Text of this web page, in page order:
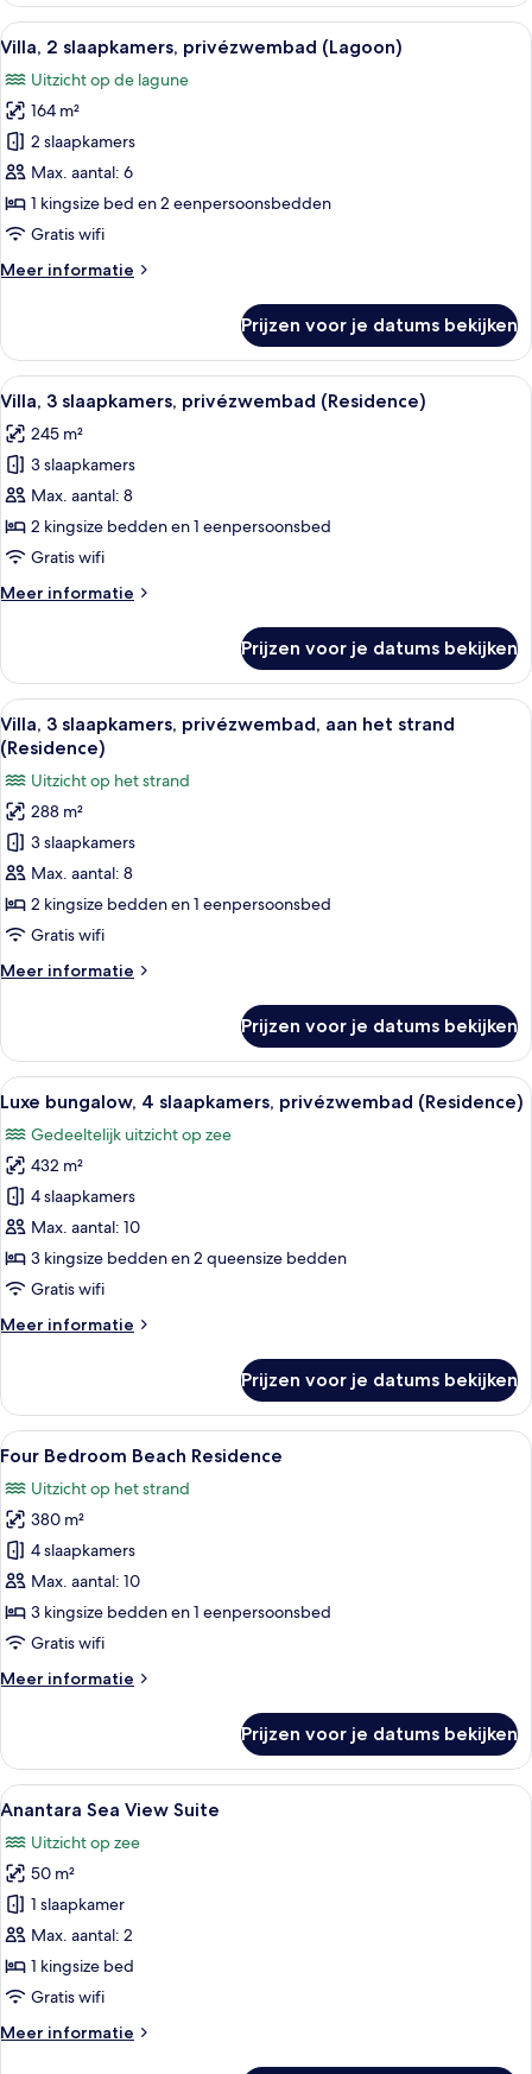
slaapkamer,
privézwembad
(Lagoon)
Alle
foto's
voor
Villa,
2
slaapkamers,
privézwembad
(Lagoon)
Een ruime slaapkamer met een
6
Villa, 2 slaapkamers, privézwembad (Lagoon)
Uitzicht op de lagune
164 m²
2 slaapkamers
Max. aantal: 6
1 kingsize bed en 2 eenpersoonsbedden
Gratis wifi
Meer informatie
Meer
2
slaapkamers,
privézwembad
Prijzen voor je datums bekijken
Alle
foto's
voor
Villa,
3
slaapkamers,
privézwembad
laden
Een ruime woonkamer met een
6
Villa, 3 slaapkamers, privézwembad (Residence)
245 m²
3 slaapkamers
Max. aantal: 8
2 kingsize bedden en 1 eenpersoonsbed
Gratis wifi
Meer informatie
Meer
3
slaapkamers,
privézwembad
(Residence)
Prijzen voor je datums bekijken
Alle
foto's
voor
Villa,
3
slaapkamers,
privézwembad,
aan
het
(Residence)
Een moderne slaapkamer met een
6
Villa, 3 slaapkamers, privézwembad, aan het strand
(Residence)
Uitzicht op het strand
288 m²
3 slaapkamers
Max. aantal: 8
2 kingsize bedden en 1 eenpersoonsbed
Gratis wifi
Meer informatie
Meer
3
slaapkamers,
privézwembad,
het
strand
(Residence)
Prijzen voor je datums bekijken
Alle
foto's
voor
Luxe
bungalow,
4
slaapkamers,
privézwembad
laden
Een moderne hotelkamer met een
7
Luxe bungalow, 4 slaapkamers, privézwembad (Residence)
Gedeeltelijk uitzicht op zee
432 m²
4 slaapkamers
Max. aantal: 10
3 kingsize bedden en 2 queensize bedden
Gratis wifi
Meer informatie
Meer
bungalow,
4
slaapkamers,
(Residence)
Prijzen voor je datums bekijken
Alle
foto's
voor
Four
Bedroom
Beach
Residence
laden
Een moderne woonkamer met een
9
Four Bedroom Beach Residence
Uitzicht op het strand
380 m²
4 slaapkamers
Max. aantal: 10
3 kingsize bedden en 1 eenpersoonsbed
Gratis wifi
Meer informatie
Meer
Bedroom
Beach
Residence
Prijzen voor je datums bekijken
Alle
foto's
voor
Anantara
Sea
View
Suite
laden
Een balkon met houten vloer, een
10
Anantara Sea View Suite
Uitzicht op zee
50 m²
1 slaapkamer
Max. aantal: 2
1 kingsize bed
Gratis wifi
Meer informatie
Meer